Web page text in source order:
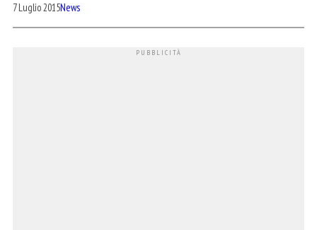
7 Luglio 2015News